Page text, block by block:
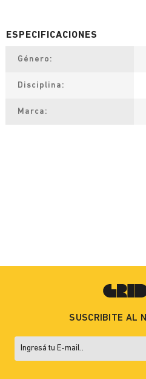
Género
Disciplina
Marca
SUSCRIBITE AL